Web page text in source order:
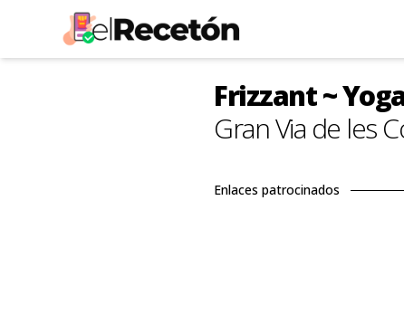
Frizzant ~
Gran Via de les
Enlaces patrocinados